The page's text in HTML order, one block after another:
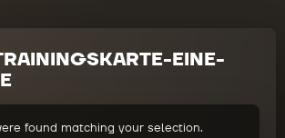
EINE-
found matching your selection.